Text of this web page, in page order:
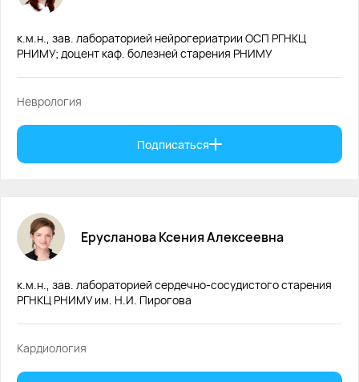
к.м.н., зав. лабораторией нейрогериатрии ОСП РГНКЦ
РНИМУ; доцент каф. болезней старения РНИМУ
Неврология
Подписаться
ЕруслановаКсенияАлексеевна
к.м.н., зав. лабораторией сердечно-сосудистого старения
РГНКЦ РНИМУ им. Н.И. Пирогова
Кардиология